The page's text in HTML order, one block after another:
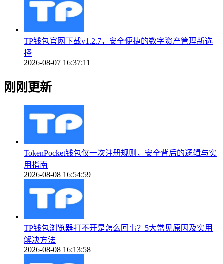
TP钱包官网下载v1.2.7，安全便捷的数字资产管理新选
择
2026-08-07 16:37:11
刚刚更新
TokenPocket钱包仅一次注册规则，安全背后的逻辑与实
用指南
2026-08-08 16:54:59
TP钱包浏览器打不开是怎么回事？5大常见原因及实用
解决方法
2026-08-08 16:13:58